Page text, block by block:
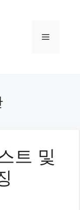
메
트 및